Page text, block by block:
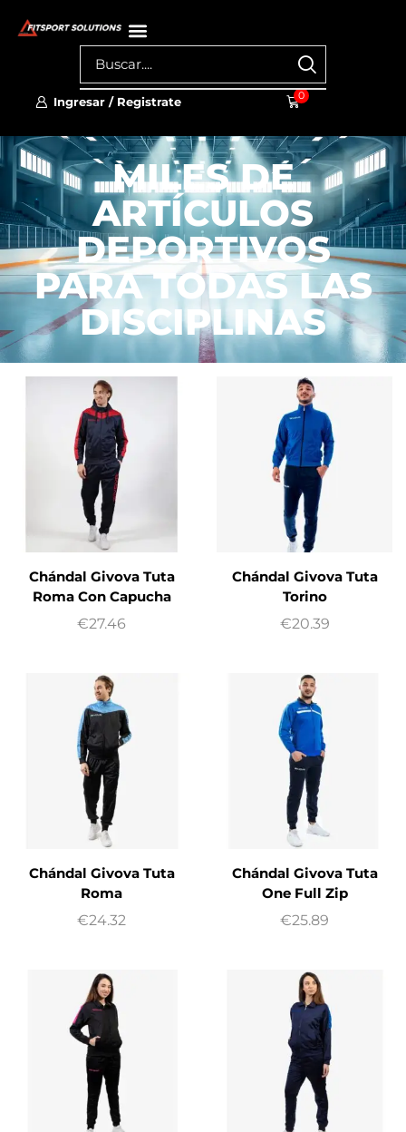
Ingresar / Registrate 0
MILES DE
ARTÍCULOS
DEPORTIVOS
PARA TODAS LAS
DISCIPLINAS
Chándal Givova Tuta
Roma Con Capucha
€27.46
Chándal Givova Tuta
Torino
€20.39
Chándal Givova Tuta
Roma
€24.32
Chándal Givova Tuta
One Full Zip
€25.89